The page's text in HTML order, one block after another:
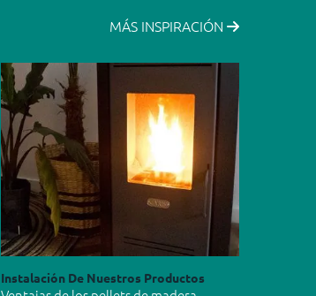
MÁS INSPIRACIÓN
Instalación De Nuestros Productos